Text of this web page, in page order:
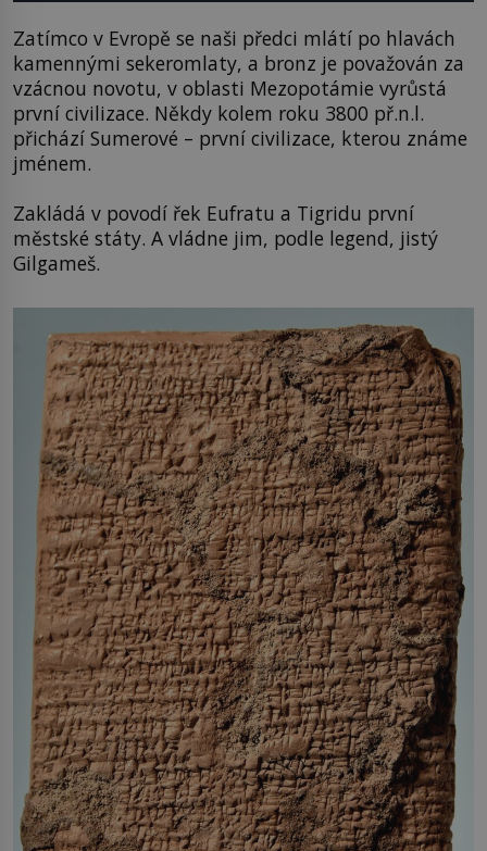
Zatímco v Evropě se naši předci mlátí po hlavách
kamennými sekeromlaty, a bronz je považován za
vzácnou novotu, v oblasti Mezopotámie vyrůstá
první civilizace. Někdy kolem roku 3800 př.n.l.
přichází Sumerové – první civilizace, kterou známe
jménem.
Zakládá v povodí řek Eufratu a Tigridu první
městské státy. A vládne jim, podle legend, jistý
Gilgameš.